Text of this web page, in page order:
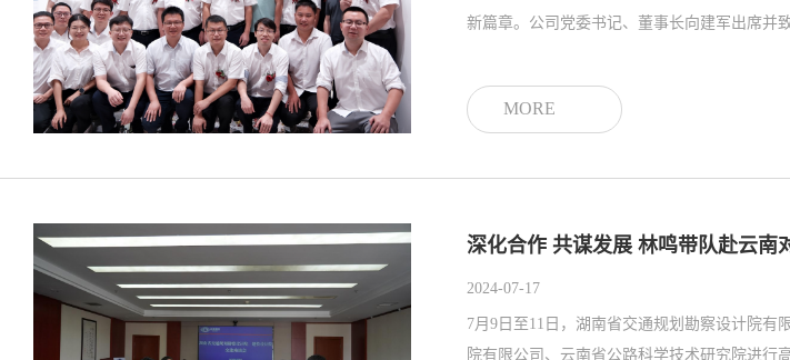
新篇章。公司党委书记、董事长向建军出席并
MORE
深化合作 共谋发展 林鸣带队赴云南
2024-07-17
7月9日至11日，湖南省交通规划勘察设计院